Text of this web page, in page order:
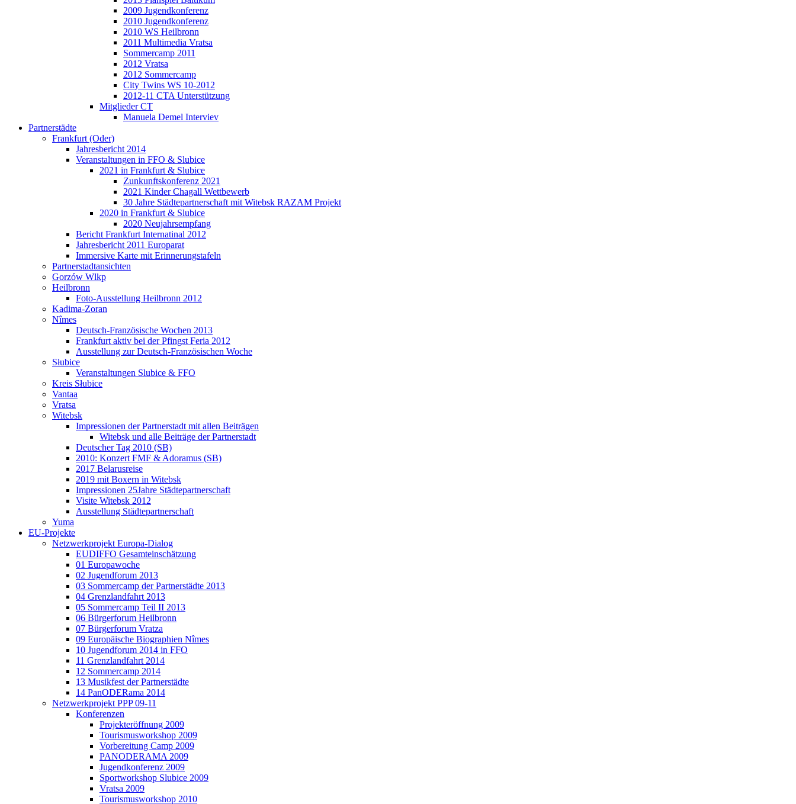
2009 Jugendkonferenz
2010 Jugendkonferenz
2010 WS Heilbronn
2011 Multimedia Vratsa
Sommercamp 2011
2012 Vratsa
2012 Sommercamp
City Twins WS 10-2012
2012-11 CTA Unterstützung
Mitglieder CT
Manuela Demel Interviev
Partnerstädte
Frankfurt (Oder)
Jahresbericht 2014
Veranstaltungen in FFO & Slubice
2021 in Frankfurt & Slubice
Zunkunftskonferenz 2021
2021 Kinder Chagall Wettbewerb
30 Jahre Städtepartnerschaft mit Witebsk RAZAM Projekt
2020 in Frankfurt & Slubice
2020 Neujahrsempfang
Bericht Frankfurt Internatinal 2012
Jahresbericht 2011 Europarat
Immersive Karte mit Erinnerungstafeln
Partnerstadtansichten
Gorzów Wlkp
Heilbronn
Foto-Ausstellung Heilbronn 2012
Kadima-Zoran
Nîmes
Deutsch-Französische Wochen 2013
Frankfurt aktiv bei der Pfingst Feria 2012
Ausstellung zur Deutsch-Französischen Woche
Słubice
Veranstaltungen Slubice & FFO
Kreis Słubice
Vantaa
Vratsa
Witebsk
Impressionen der Partnerstadt mit allen Beiträgen
Witebsk und alle Beiträge der Partnerstadt
Deutscher Tag 2010 (SB)
2010: Konzert FMF & Adoramus (SB)
2017 Belarusreise
2019 mit Boxern in Witebsk
Impressionen 25Jahre Städtepartnerschaft
Visite Witebsk 2012
Ausstellung Städtepartnerschaft
Yuma
EU-Projekte
Netzwerkprojekt Europa-Dialog
EUDIFFO Gesamteinschätzung
01 Europawoche
02 Jugendforum 2013
03 Sommercamp der Partnerstädte 2013
04 Grenzlandfahrt 2013
05 Sommercamp Teil II 2013
06 Bürgerforum Heilbronn
07 Bürgerforum Vratza
09 Europäische Biographien Nîmes
10 Jugendforum 2014 in FFO
11 Grenzlandfahrt 2014
12 Sommercamp 2014
13 Musikfest der Partnerstädte
14 PanODERama 2014
Netzwerkprojekt PPP 09-11
Konferenzen
Projekteröffnung 2009
Tourismusworkshop 2009
Vorbereitung Camp 2009
PANODERAMA 2009
Jugendkonferenz 2009
Sportworkshop Slubice 2009
Vratsa 2009
Tourismusworkshop 2010